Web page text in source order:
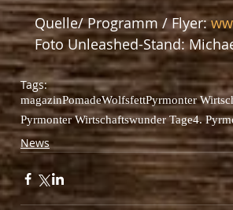
Quelle/ Programm / Flyer:
Foto Unleashed-Stand:
Tags:
magazinPomadeWolfsfettPyrmonter
Pyrmonter Wirtschaftswunder Tage4.
News